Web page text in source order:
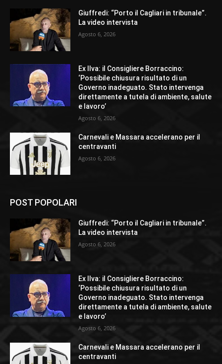
Giuffredi: “Porto il Cagliari in tribunale”.
La video intervista
Agosto 6, 2026
Ex Ilva: il Consigliere Borraccino:
‘Possibile chiusura risultato di un
Governo inadeguato. Stato intervenga
direttamente a tutela di ambiente, salute
e lavoro’
Agosto 6, 2026
Carnevali e Massara accelerano per il
centravanti
Agosto 6, 2026
POST POPOLARI
Giuffredi: “Porto il Cagliari in tribunale”.
La video intervista
Agosto 6, 2026
Ex Ilva: il Consigliere Borraccino:
‘Possibile chiusura risultato di un
Governo inadeguato. Stato intervenga
direttamente a tutela di ambiente, salute
e lavoro’
Agosto 6, 2026
Carnevali e Massara accelerano per il
centravanti